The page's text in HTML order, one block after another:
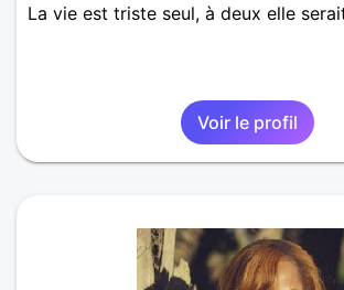
La vie est triste seul, à deux elle
Voir le profil